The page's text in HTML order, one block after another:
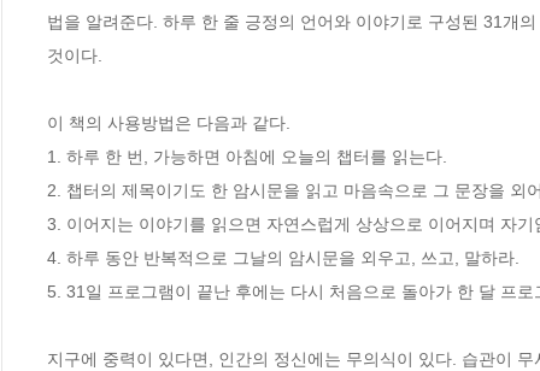
법을 알려준다. 하루 한 줄 긍정의 언어와 이야기로 구성된 31개
것이다.
이 책의 사용방법은 다음과 같다.
1. 하루 한 번, 가능하면 아침에 오늘의 챕터를 읽는다.
2. 챕터의 제목이기도 한 암시문을 읽고 마음속으로 그 문장을 외
3. 이어지는 이야기를 읽으면 자연스럽게 상상으로 이어지며 자
4. 하루 동안 반복적으로 그날의 암시문을 외우고, 쓰고, 말하라.
5. 31일 프로그램이 끝난 후에는 다시 처음으로 돌아가 한 달 프
지구에 중력이 있다면, 인간의 정신에는 무의식이 있다. 습관이